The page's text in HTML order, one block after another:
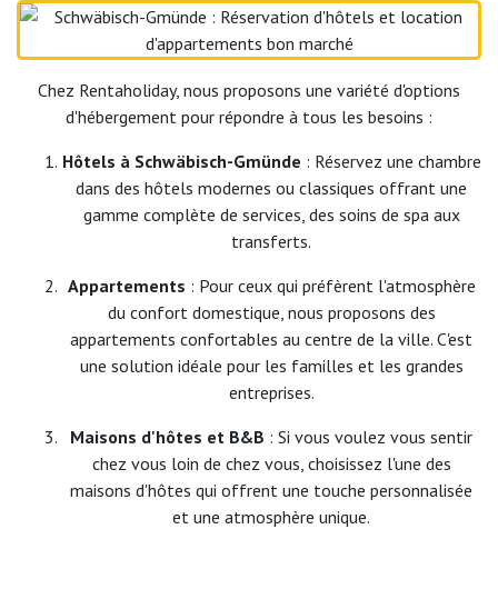
Chez Rentaholiday, nous proposons une variété d'options
d'hébergement pour répondre à tous les besoins :
Hôtels à Schwäbisch-Gmünde : Réservez une chambre
dans des hôtels modernes ou classiques offrant une
gamme complète de services, des soins de spa aux
transferts.
Appartements : Pour ceux qui préfèrent l'atmosphère
du confort domestique, nous proposons des
appartements confortables au centre de la ville. C'est
une solution idéale pour les familles et les grandes
entreprises.
Maisons d'hôtes et B&B : Si vous voulez vous sentir
chez vous loin de chez vous, choisissez l'une des
maisons d'hôtes qui offrent une touche personnalisée
et une atmosphère unique.